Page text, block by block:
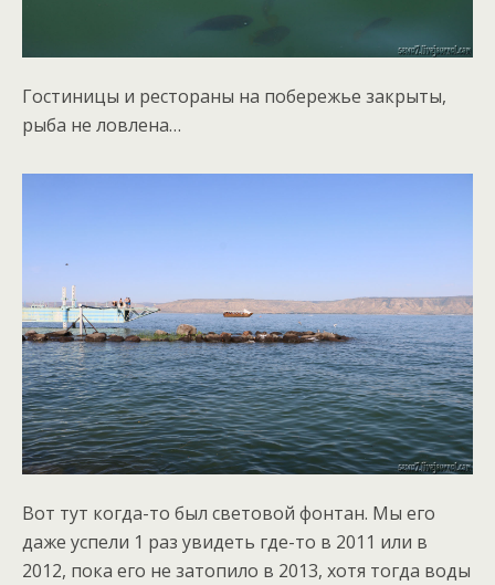
Гостиницы и рестораны на побережье закрыты,
рыба не ловлена…
Вот тут когда-то был световой фонтан. Мы его
даже успели 1 раз увидеть где-то в 2011 или в
2012, пока его не затопило в 2013, хотя тогда воды